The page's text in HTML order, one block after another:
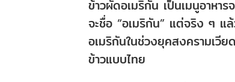
ข้าวผัดอเมริกัน เป็นเมนูอาหา
จะชื่อ “อเมริกัน” แต่จริง ๆ แ
อเมริกันในช่วงยุคสงครามเวี
ข้าวแบบไทย